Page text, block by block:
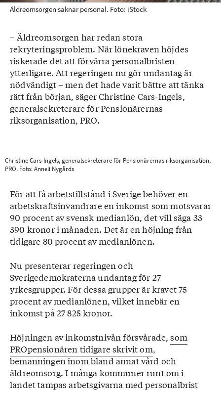
Äldreomsorgen saknar personal. Foto: iStock
– Äldreomsorgen har redan stora
rekryteringsproblem. När lönekraven höjdes
riskerade det att förvärra personalbristen
ytterligare. Att regeringen nu gör undantag är
nödvändigt – men det hade varit bättre att tänka
rätt från början, säger Christine Cars-Ingels,
generalsekreterare för Pensionärernas
riksorganisation, PRO.
Christine Cars-Ingels, generalsekreterare för Pensionärernas riksorganisation,
PRO. Foto: Anneli Nygårds
För att få arbetstillstånd i Sverige behöver en
arbetskraftsinvandrare en inkomst som motsvarar
90 procent av svensk medianlön, det vill säga 33
390 kronor i månaden. Det är en höjning från
tidigare 80 procent av medianlönen.
Nu presenterar regeringen och
Sverigedemokraterna undantag för 27
yrkesgrupper. För dessa grupper är kravet 75
procent av medianlönen, vilket innebär en
inkomst på 27 825 kronor.
Höjningen av inkomstnivån försvårade,som
PROpensionären tidigare skrivit om,
bemanningen inom bland annat vård och
äldreomsorg. I många kommuner runt om i
landet tampas arbetsgivarna med personalbrist